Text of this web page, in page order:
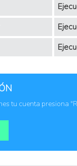
tu cuenta presiona